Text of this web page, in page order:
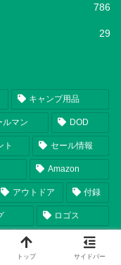
786
29
キャンプ用品
ルマン DOD
ト セール情報
Amazon
アウトドア 付録
ロゴス
バッグ コラボ
トップ サイドバー